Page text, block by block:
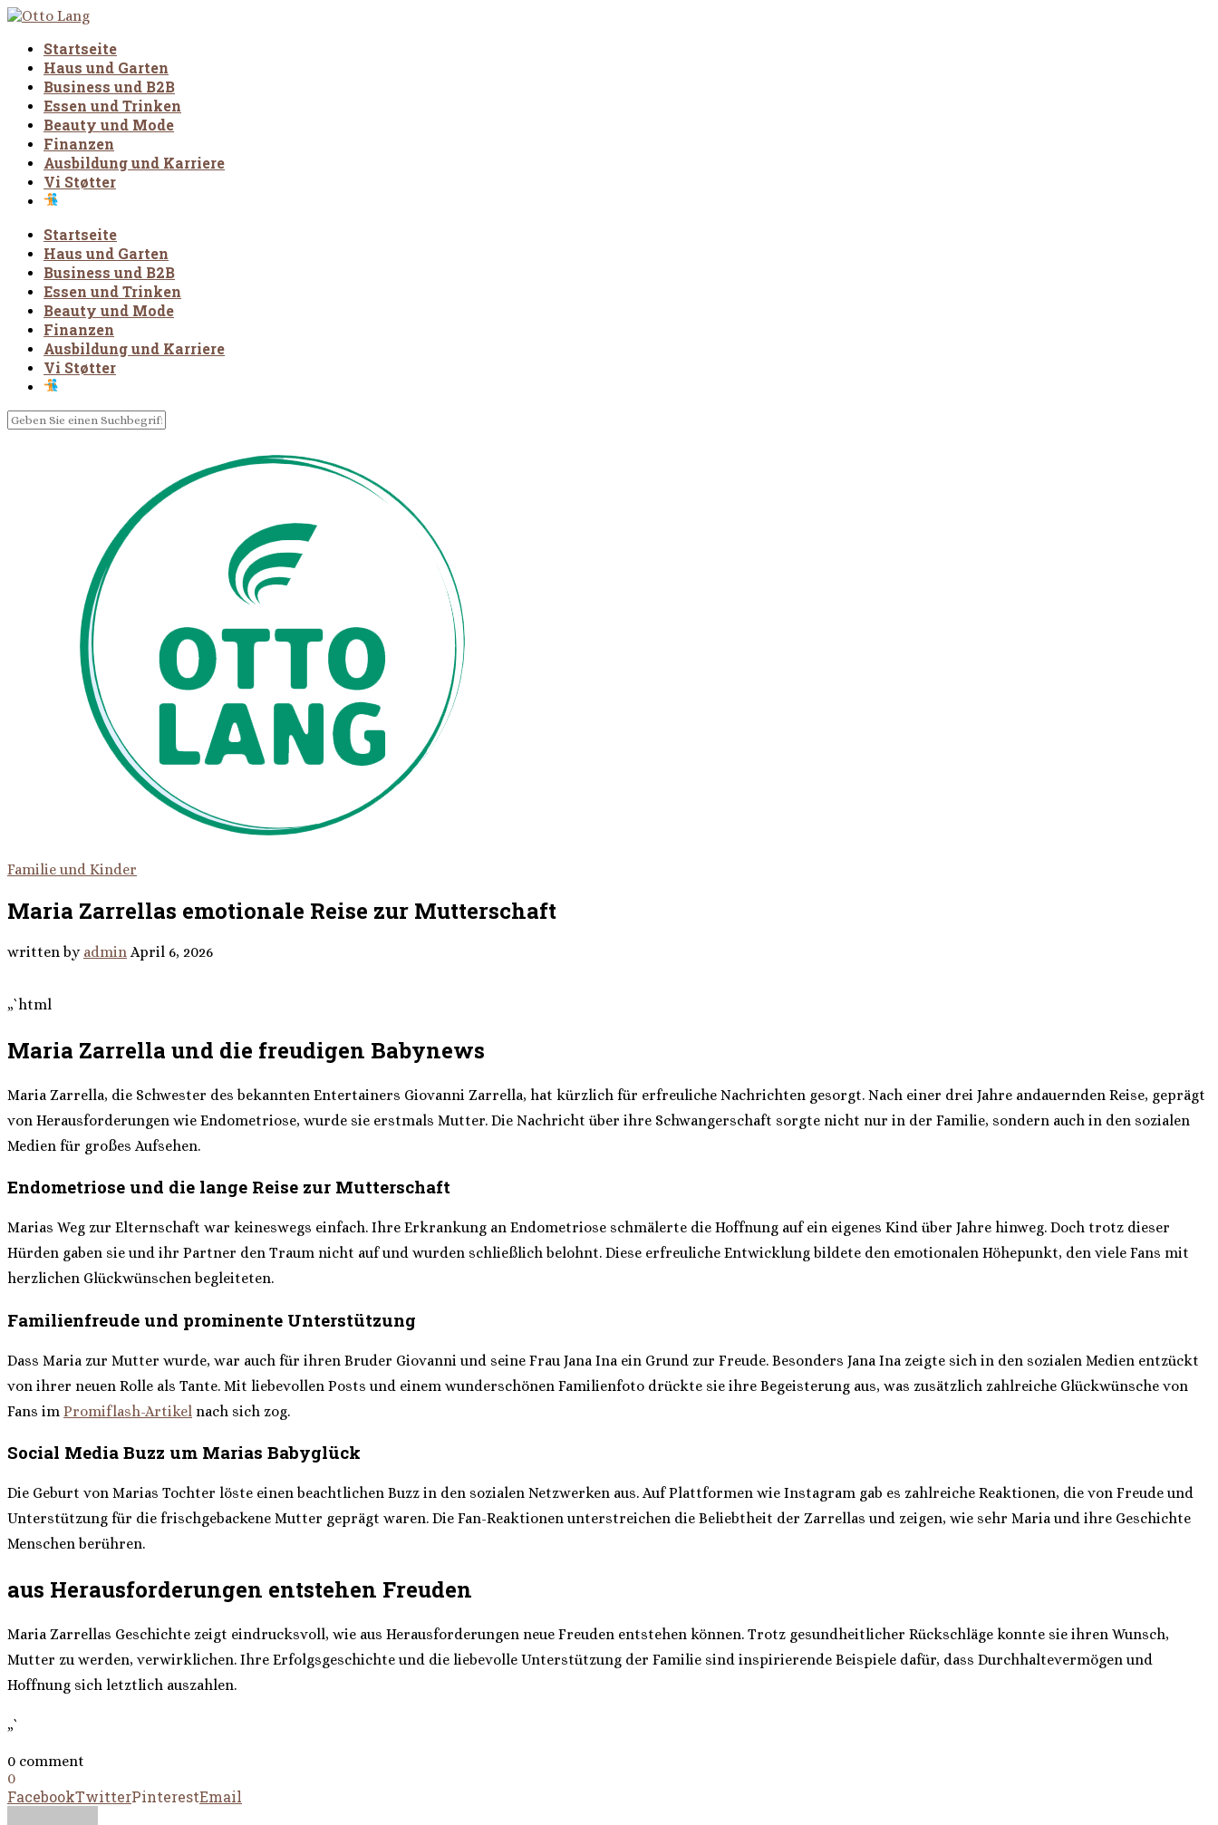
Startseite
Haus und Garten
Business und B2B
Essen und Trinken
Beauty und Mode
Finanzen
Ausbildung und Karriere
Vi Støtter
Startseite
Haus und Garten
Business und B2B
Essen und Trinken
Beauty und Mode
Finanzen
Ausbildung und Karriere
Vi Støtter
Familie und Kinder
Maria Zarrellas emotionale Reise zur Mutterschaft
written by admin April 6, 2026
„`html
Maria Zarrella und die freudigen Babynews
Maria Zarrella, die Schwester des bekannten Entertainers Giovanni Zarrella, hat kürzlich für erfreuliche Nachrichten gesorgt. Nach einer drei Jahre andauernden Reise, geprägt
von Herausforderungen wie Endometriose, wurde sie erstmals Mutter. Die Nachricht über ihre Schwangerschaft sorgte nicht nur in der Familie, sondern auch in den sozialen
Medien für großes Aufsehen.
Endometriose und die lange Reise zur Mutterschaft
Marias Weg zur Elternschaft war keineswegs einfach. Ihre Erkrankung an Endometriose schmälerte die Hoffnung auf ein eigenes Kind über Jahre hinweg. Doch trotz dieser
Hürden gaben sie und ihr Partner den Traum nicht auf und wurden schließlich belohnt. Diese erfreuliche Entwicklung bildete den emotionalen Höhepunkt, den viele Fans mit
herzlichen Glückwünschen begleiteten.
Familienfreude und prominente Unterstützung
Dass Maria zur Mutter wurde, war auch für ihren Bruder Giovanni und seine Frau Jana Ina ein Grund zur Freude. Besonders Jana Ina zeigte sich in den sozialen Medien entzückt
von ihrer neuen Rolle als Tante. Mit liebevollen Posts und einem wunderschönen Familienfoto drückte sie ihre Begeisterung aus, was zusätzlich zahlreiche Glückwünsche von
Fans im Promiflash-Artikel nach sich zog.
Social Media Buzz um Marias Babyglück
Die Geburt von Marias Tochter löste einen beachtlichen Buzz in den sozialen Netzwerken aus. Auf Plattformen wie Instagram gab es zahlreiche Reaktionen, die von Freude und
Unterstützung für die frischgebackene Mutter geprägt waren. Die Fan-Reaktionen unterstreichen die Beliebtheit der Zarrellas und zeigen, wie sehr Maria und ihre Geschichte
Menschen berühren.
aus Herausforderungen entstehen Freuden
Maria Zarrellas Geschichte zeigt eindrucksvoll, wie aus Herausforderungen neue Freuden entstehen können. Trotz gesundheitlicher Rückschläge konnte sie ihren Wunsch,
Mutter zu werden, verwirklichen. Ihre Erfolgsgeschichte und die liebevolle Unterstützung der Familie sind inspirierende Beispiele dafür, dass Durchhaltevermögen und
Hoffnung sich letztlich auszahlen.
„`
0 comment
0
FacebookTwitterPinterestEmail